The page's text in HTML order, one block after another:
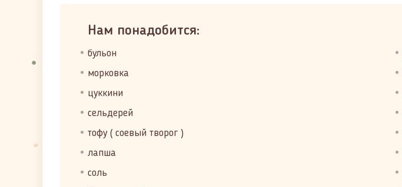
Нам понадобится:
бульон
морковка
цуккини
сельдерей
тофу ( соевый творог )
лапша
соль